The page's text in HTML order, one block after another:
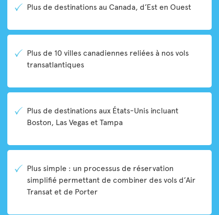
Plus de destinations au Canada, d’Est en Ouest
Plus de 10 villes canadiennes reliées à nos vols
transatlantiques
Plus de destinations aux États-Unis incluant
Boston, Las Vegas et Tampa
Plus simple : un processus de réservation
simplifié permettant de combiner des vols d’Air
Transat et de Porter